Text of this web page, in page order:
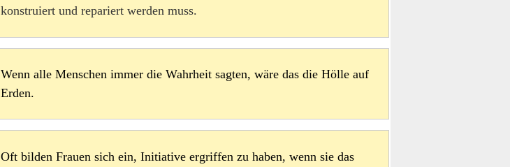
konstruiert und repariert werden muss.
Wenn alle Menschen immer die Wahrheit sagten, wäre das die Hölle auf
Erden.
Oft bilden Frauen sich ein, Initiative ergriffen zu haben, wenn sie das